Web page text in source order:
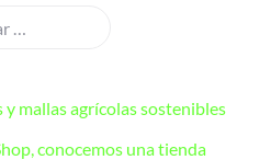
mallas agrícolas sostenibles
conocemos una tienda